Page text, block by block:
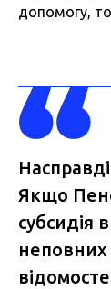
допомогу,
Якщо
субсидія
неповних